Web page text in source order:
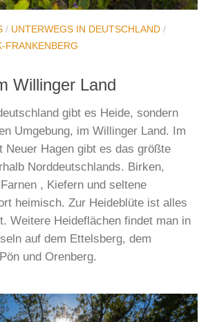
/ UNTERWEGS IN DEUTSCHLAND /
FRANKENBERG
Willinger Land
gibt es Heide, sondern
Umgebung, im Willinger Land. Im
Neuer Hagen gibt es das größte
Norddeutschlands. Birken,
, Kiefern und seltene
heimisch. Zur Heideblüte ist alles
Weitere Heideflächen findet man in
auf dem Ettelsberg, dem
und Orenberg.